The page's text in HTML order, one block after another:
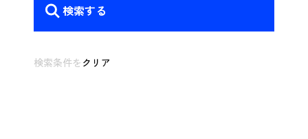
検索する
検索条件を クリア